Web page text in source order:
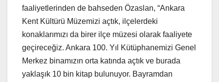
faaliyetlerinden de bahseden Özaslan, “Ankara
Kent Kültürü Müzemizi açtık, ilçelerdeki
konaklarımızı da birer ilçe müzesi olarak faaliyete
geçireceğiz. Ankara 100. Yıl Kütüphanemizi Genel
Merkez binamızın orta katında açtık ve burada
yaklaşık 10 bin kitap bulunuyor. Bayramdan